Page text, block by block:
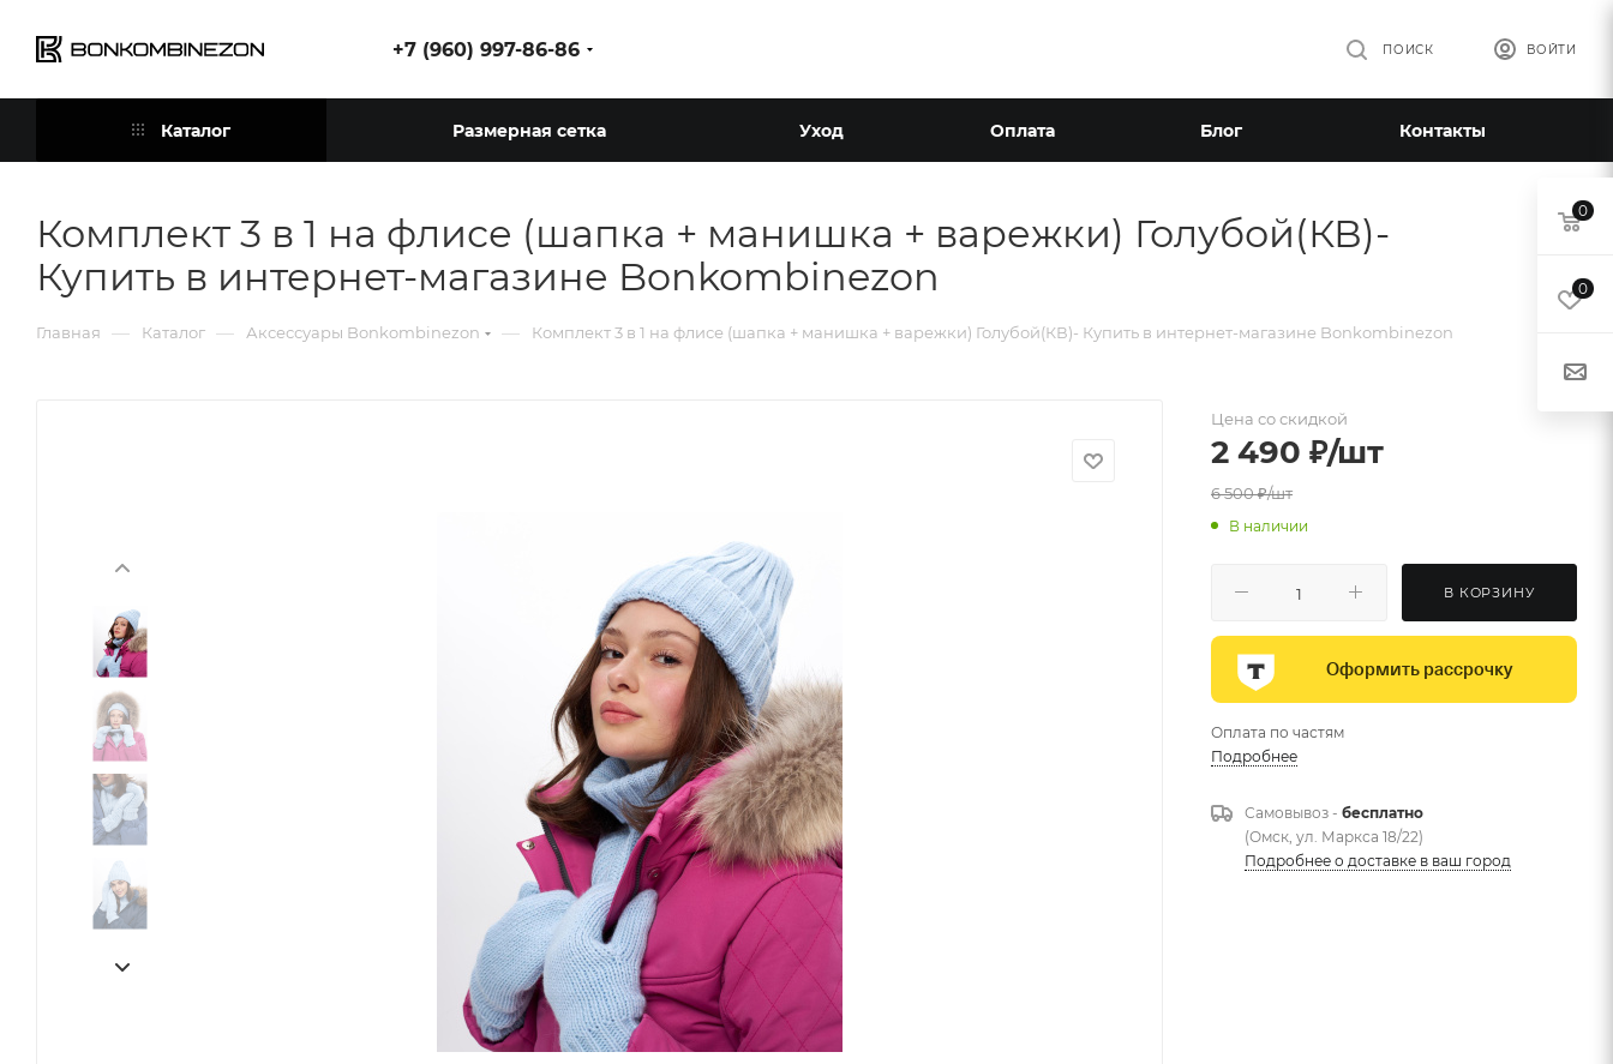
+7 (960) 997-86-86 ВОЙТИ
ПОИСК
Каталог Размерная сетка Уход Оплата Блог Контакты
Комплект 3 в 1 на флисе (шапка + манишка + варежки) Голубой(КВ)-
Купить в интернет-магазине Bonkombinezon
Главная — Каталог — Аксессуары Bonkombinezon — Комплект 3 в 1 на флисе (шапка + манишка + варежки) Голубой(КВ)- Купить в интернет-магазине Bonkombinezon
Цена со скидкой
2 490 ₽/шт
6 500₽/шт
В наличии
В КОРЗИНУ
Оформить рассрочку
Оплата по частям
Подробнее
Самовывоз - бесплатно
(Омск, ул. Маркса 18/22)
Подробнее о доставке в ваш город
0
0